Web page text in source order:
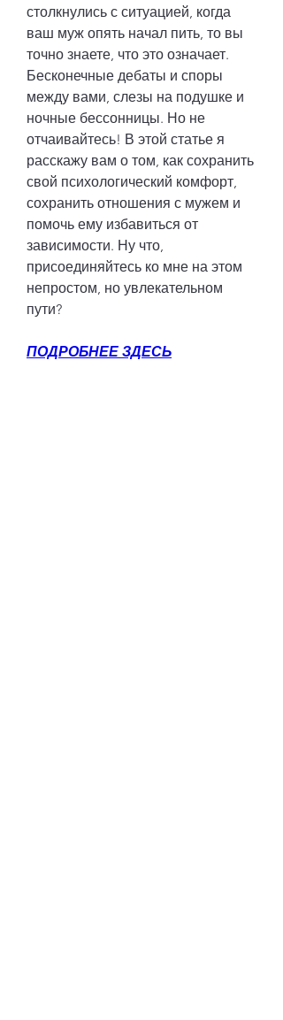
столкнулись с ситуацией, когда
ваш муж опять начал пить, то вы
точно знаете, что это означает.
Бесконечные дебаты и споры
между вами, слезы на подушке и
ночные бессонницы. Но не
отчаивайтесь! В этой статье я
расскажу вам о том, как сохранить
свой психологический комфорт,
сохранить отношения с мужем и
помочь ему избавиться от
зависимости. Ну что,
присоединяйтесь ко мне на этом
непростом, но увлекательном
пути?
ПОДРОБНЕЕ ЗДЕСЬ